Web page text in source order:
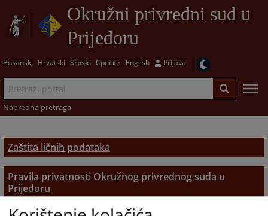
Okružni privredni sud u
Prijedoru
Bosanski Hrvatski Srpski Српски English Prijava
Napredna pretraga
Zaštita ličnih podataka
Pravila privatnosti Okružnog privrednog suda u
Prijedoru